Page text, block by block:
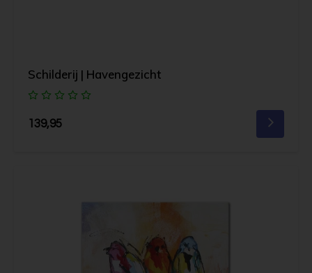
Schilderij | Havengezicht
139,95